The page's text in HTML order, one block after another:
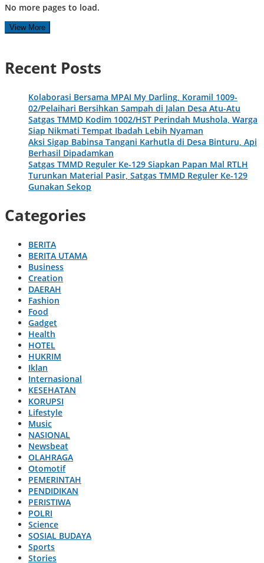
No more pages to load.
View More
Recent Posts
Kolaborasi Bersama MPAI My Darling, Koramil 1009-
02/Pelaihari Bersihkan Sampah di Jalan Desa Atu-Atu
Satgas TMMD Kodim 1002/HST Perindah Mushola, Warga
Siap Nikmati Tempat Ibadah Lebih Nyaman
Aksi Sigap Babinsa Tangani Karhutla di Desa Binturu, Api
Berhasil Dipadamkan
Satgas TMMD Reguler Ke-129 Siapkan Papan Mal RTLH
Turunkan Material Pasir, Satgas TMMD Reguler Ke-129
Gunakan Sekop
Categories
BERITA
BERITA UTAMA
Business
Creation
DAERAH
Fashion
Food
Gadget
Health
HOTEL
HUKRIM
Iklan
Internasional
KESEHATAN
KORUPSI
Lifestyle
Music
NASIONAL
Newsbeat
OLAHRAGA
Otomotif
PEMERINTAH
PENDIDIKAN
PERISTIWA
POLRI
Science
SOSIAL BUDAYA
Sports
Stories